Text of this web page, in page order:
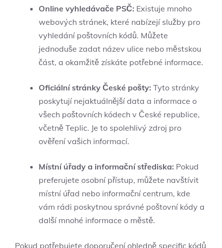
Online vyhledávače PSČ: Existuje mnoho
webových stránek, které nabízejí služby pro
vyhledání poštovních kódů. Můžete
jednoduše zadat název ulice nebo městskou
část, a okamžitě získáte potřebné informace.
Oficiální stránky České pošty: Tyto stránky
poskytují nejaktuálnější data a informace o
všech poštovních kódech v České republice,
včetně Teplic. Je to spolehlivý zdroj pro
ověření vašich informací.
Místní úřady a informační střediska: Pokud
preferujete osobní přístup, můžete navštívit
místní úřad nebo informační centrum, kde
vám rádi poskytnou správné poštovní kódy a
další mnohé informace o městě.
Pokud potřebujete doporučení ohledně specific kódů